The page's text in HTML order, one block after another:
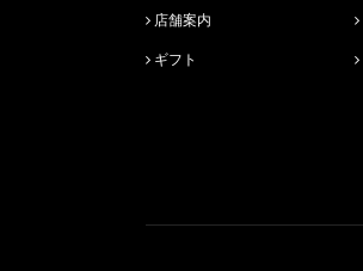
店舗案内
ギフト